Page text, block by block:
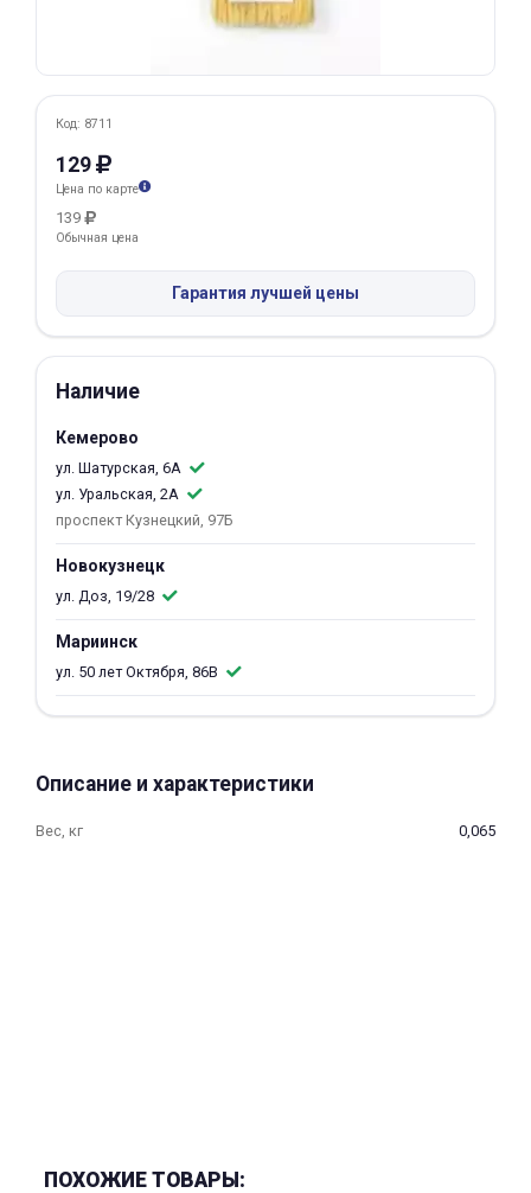
Код: 8711
129
Цена по карте
139
Обычная цена
Гарантия лучшей цены
Наличие
Кемерово
ул. Шатурская, 6А
ул. Уральская, 2А
проспект Кузнецкий, 97Б
Новокузнецк
ул. Доз, 19/28
Мариинск
ул. 50 лет Октября, 86В
Описание и характеристики
Вес, кг 0,065
ПОХОЖИЕ ТОВАРЫ:
Оставшиеся
списываться
по
Подробнее
об оплате Плайтом
раз в 2
недели
Остались вопросы?
8 800 302-02-51
plait.ru